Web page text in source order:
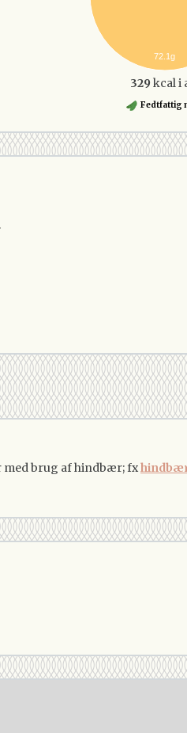
72.1g
329kcal i
Fedtfattig
med brug af hindbær; fx